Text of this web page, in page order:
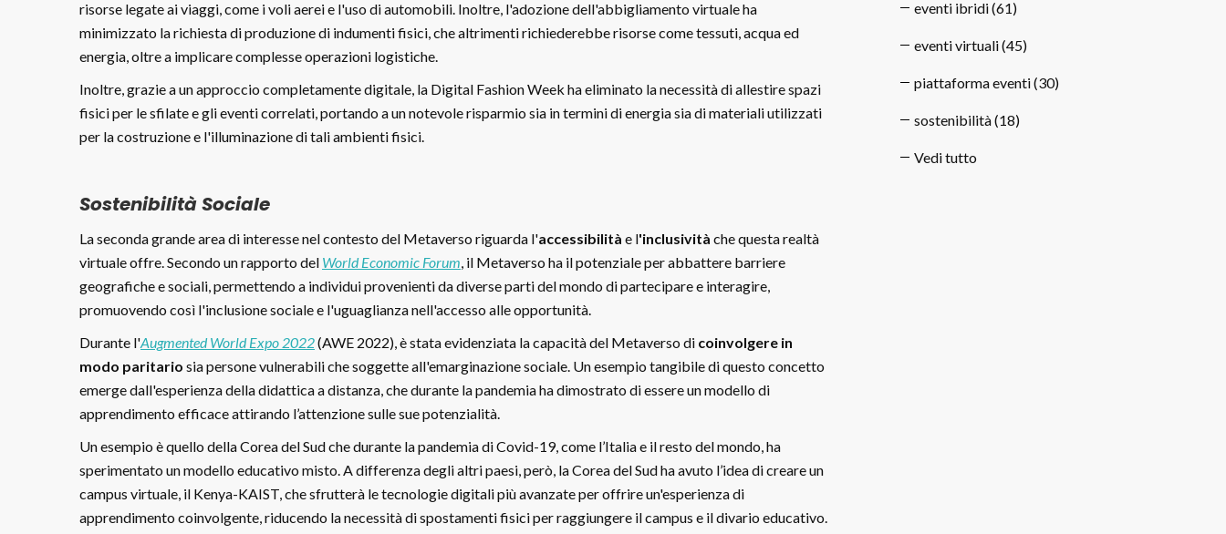
risorse legate ai viaggi, come i voli aerei e l'uso di automobili. Inoltre, l'adozione dell'abbigliamento virtuale ha
minimizzato la richiesta di produzione di indumenti fisici, che altrimenti richiederebbe risorse come tessuti, acqua ed
energia, oltre a implicare complesse operazioni logistiche.
Inoltre, grazie a un approccio completamente digitale, la Digital Fashion Week ha eliminato la necessità di allestire spazi
fisici per le sfilate e gli eventi correlati, portando a un notevole risparmio sia in termini di energia sia di materiali utilizzati
per la costruzione e l'illuminazione di tali ambienti fisici.
Sostenibilità Sociale
La seconda grande area di interesse nel contesto del Metaverso riguarda l'accessibilità e l'inclusività che questa realtà
virtuale offre. Secondo un rapporto del World Economic Forum, il Metaverso ha il potenziale per abbattere barriere
geografiche e sociali, permettendo a individui provenienti da diverse parti del mondo di partecipare e interagire,
promuovendo così l'inclusione sociale e l'uguaglianza nell'accesso alle opportunità.
Durante l'Augmented World Expo 2022(AWE 2022), è stata evidenziata la capacità del Metaverso di coinvolgere in
modo paritario sia persone vulnerabili che soggette all'emarginazione sociale. Un esempio tangibile di questo concetto
emerge dall'esperienza della didattica a distanza, che durante la pandemia ha dimostrato di essere un modello di
apprendimento efficace attirando l’attenzione sulle sue potenzialità.
Un esempio è quello della Corea del Sud che durante la pandemia di Covid-19, come l’Italia e il resto del mondo, ha
sperimentato un modello educativo misto. A differenza degli altri paesi, però, la Corea del Sud ha avuto l’idea di creare un
campus virtuale, il Kenya-KAIST, che sfrutterà le tecnologie digitali più avanzate per offrire un'esperienza di
apprendimento coinvolgente, riducendo la necessità di spostamenti fisici per raggiungere il campus e il divario educativo.
eventi ibridi(61)
eventi virtuali(45)
piattaforma eventi(30)
sostenibilità(18)
Vedi tutto